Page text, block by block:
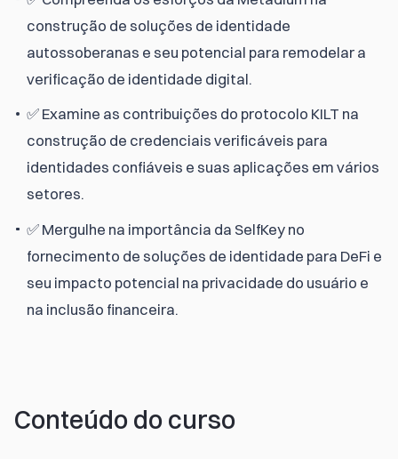
construção de soluções de identidade
autossoberanas e seu potencial para remodelar a
verificação de identidade digital.
✅ Examine as contribuições do protocolo KILT na
construção de credenciais verificáveis para
identidades confiáveis e suas aplicações em vários
setores.
✅ Mergulhe na importância da SelfKey no
fornecimento de soluções de identidade para DeFi e
seu impacto potencial na privacidade do usuário e
na inclusão financeira.
Conteúdo do curso